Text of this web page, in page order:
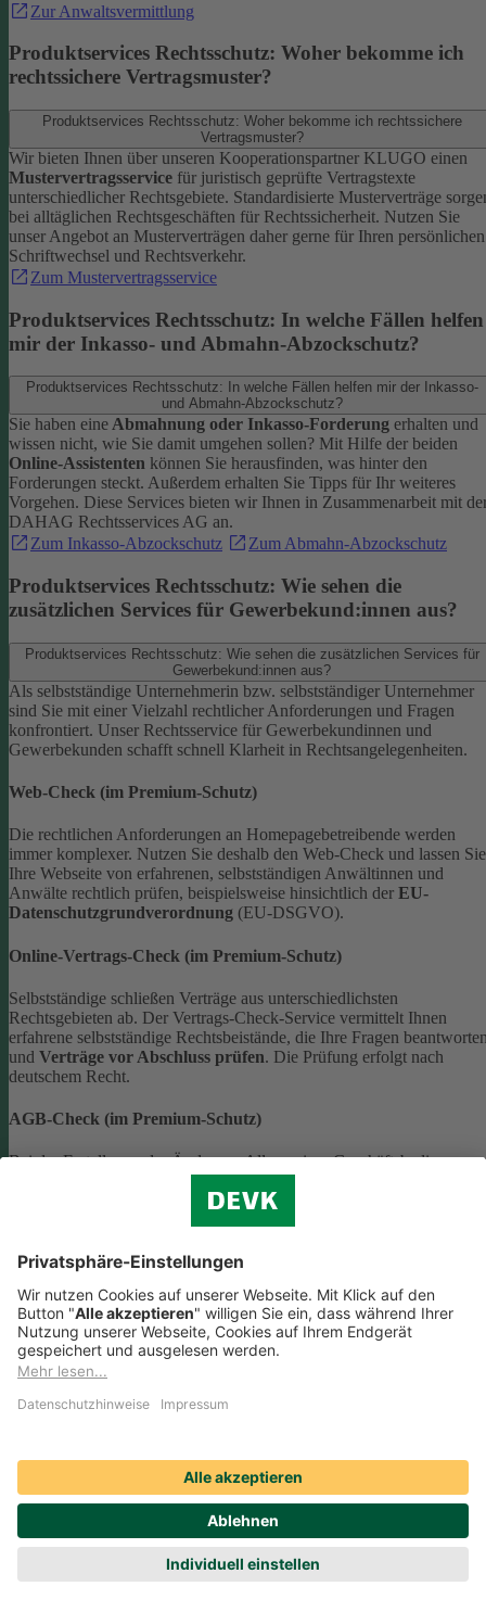
Zur Anwaltsvermittlung
Produktservices Rechtsschutz: Woher bekomme ich
rechtssichere Vertragsmuster?
Produktservices Rechtsschutz: Woher bekomme ich rechtssichere
Vertragsmuster?
Wir bieten Ihnen über unseren Kooperationspartner KLUGO einen
Mustervertragsservice für juristisch geprüfte Vertragstexte
unterschiedlicher Rechtsgebiete. Standardisierte Musterverträge
bei alltäglichen Rechtsgeschäften für Rechtssicherheit. Nutzen Sie
unser Angebot an Musterverträgen daher gerne für Ihren persönlichen
Schriftwechsel und Rechtsverkehr.
Zum Mustervertragsservice
Produktservices Rechtsschutz: In welche Fällen helfen
mir der Inkasso- und Abmahn-Abzockschutz?
Produktservices Rechtsschutz: In welche Fällen helfen mir der Inkasso-
und Abmahn-Abzockschutz?
Sie haben eineAbmahnung oder Inkasso-Forderung erhalten und
wissen nicht, wie Sie damit umgehen sollen? Mit Hilfe der beiden
Online-Assistenten können Sie herausfinden, was hinter den
Forderungen steckt. Außerdem erhalten Sie Tipps für Ihr weiteres
Vorgehen. Diese Services bieten wir Ihnen in Zusammenarbeit mit
DAHAG Rechtsservices AG an.
Zum Inkasso-Abzockschutz
Zum Abmahn-Abzockschutz
Produktservices Rechtsschutz: Wie sehen die
zusätzlichen Services für Gewerbekund:innen aus?
Produktservices Rechtsschutz: Wie sehen die zusätzlichen Services für
Gewerbekund:innen aus?
Als selbstständige Unternehmerin bzw. selbstständiger Unternehmer
sind Sie mit einer Vielzahl rechtlicher Anforderungen und Fragen
konfrontiert. Unser Rechtsservice für Gewerbekundinnen und
Gewerbekunden schafft schnell Klarheit in Rechtsangelegenheiten.
Web-Check (im Premium-Schutz)
Die rechtlichen Anforderungen an Homepagebetreibende werden
immer komplexer. Nutzen Sie deshalb den Web-Check und lassen Sie
Ihre Webseite von erfahrenen, selbstständigen Anwältinnen und
Anwälte rechtlich prüfen, beispielsweise hinsichtlich der EU-
Datenschutzgrundverordnung (EU-DSGVO).
Online-Vertrags-Check (im Premium-Schutz)
Selbstständige schließen Verträge aus unterschiedlichsten
Rechtsgebieten ab. Der Vertrags-Check-Service vermittelt Ihnen
erfahrene selbstständige Rechtsbeistände, die Ihre Fragen
und Verträge vor Abschluss prüfen. Die Prüfung erfolgt nach
deutschem Recht.
AGB-Check (im Premium-Schutz)
Bei der Erstellung oder Änderung Allgemeiner
(AGB) ist eine Vielzahl rechtlicher Vorschriften zu beachten. Wir
helfen Ihnen dabei und vermitteln Ihnen versierte selbstständige
Online-Portal der DAHAG Rechtsservices AG angeboten.
Beratungs-Rechtsschutz bei Unternehmensnachfolge
Wenn Sie Ihre Firma an eine Nachfolgerin oder einen Nachfolger
kompetente, selbstständige Rechtsanwältinnen und Rechtsanwälte,
Rechtsschutz an:0221 757-1996.
Produktservices Krankenversicherung: Welche
Vorteile bietet mir die Krankenversicherungs-App der
DEVK?